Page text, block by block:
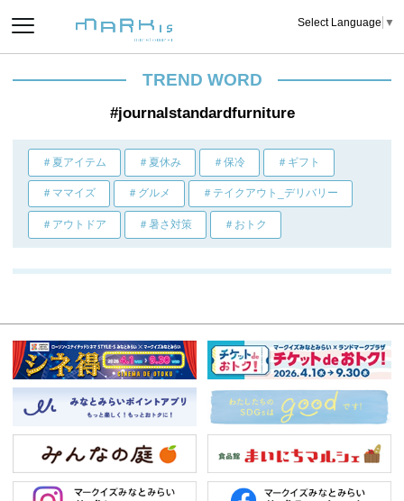
Select Language ▼
TREND WORD
#journalstandardfurniture
＃夏アイテム ＃夏休み ＃保冷 ＃ギフト
＃ママイズ ＃グルメ ＃テイクアウト_デリバリー
＃アウトドア ＃暑さ対策 ＃おトク